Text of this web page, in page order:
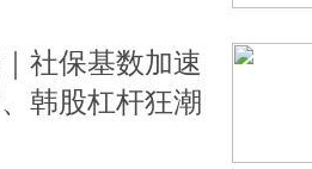
社保基数加速
韩股杠杆狂潮